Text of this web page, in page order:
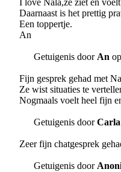
I love Nala,ze ziet en
Daarnaast is het prettig
Een toppertje.
An
Getuigenis door An
Fijn gesprek gehad met
Ze wist situaties te
Nogmaals voelt heel fijn
Getuigenis doorCarla
Zeer fijn chatgesprek
Getuigenis door